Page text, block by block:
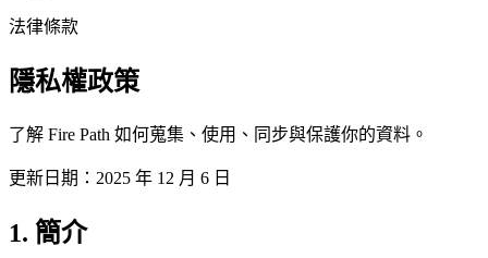
法律條款
隱私權政策
了解 Fire Path 如何蒐集、使用、同步與保護你的資料。
更新日期：2025 年 12 月 6 日
1. 簡介